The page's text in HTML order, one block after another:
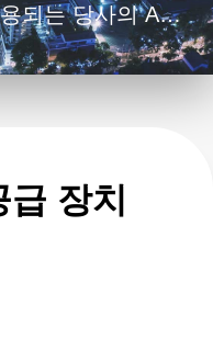
되는 당사의 AC-
응용 분야에서 사
의료, 통신, 컴퓨
장치